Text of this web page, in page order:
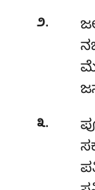
೨.
೩.